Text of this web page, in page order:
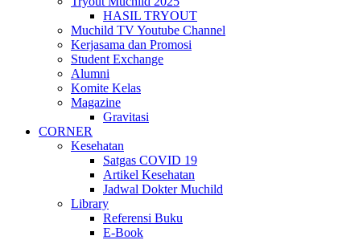
HASIL TRYOUT
Muchild TV Youtube Channel
Kerjasama dan Promosi
Student Exchange
Alumni
Komite Kelas
Magazine
Gravitasi
CORNER
Kesehatan
Satgas COVID 19
Artikel Kesehatan
Jadwal Dokter Muchild
Library
Referensi Buku
E-Book